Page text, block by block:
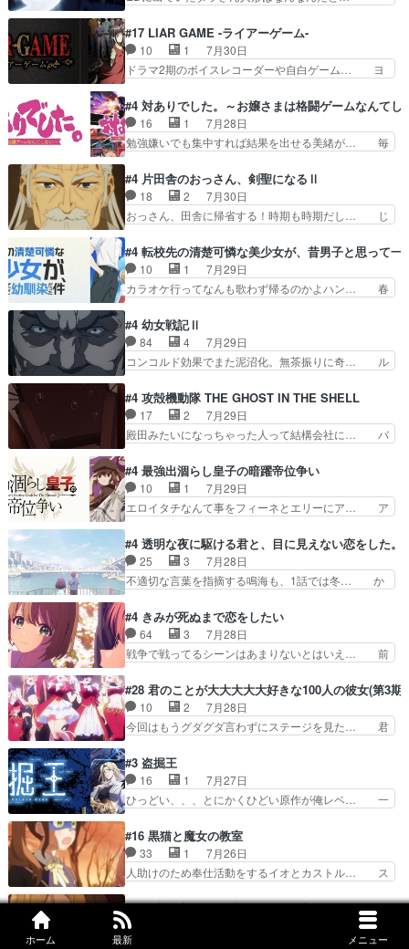
ホーム 最新 メニュー
のクワガタ取りの話見て切なくなっ… 普段は選別
れww唐突な作画力の正… なんか今日はかなり一
瞬で終わっちまったっ… 先週と比べてまだまとも
に見えた。4話は過…
惨な過去がきっちり現代に継承されている… ダラ
さんと姉弟の母との出会いの話やはりダ… ダラさ
んの過去話も佳境…げに恐ろしいは人… 第５話感
想：２人の過剰な貢ぎ物?の礼とし… 第５話感
系列が4話と入れ替わってるのね… こんなデカイ
のどうやって運ぶんだよ！？姉… ダラさん、人型
形態にもなれるんか!?w髪…
#17 LIAR GAME -ライアーゲーム-
10 1
7月30日
ドラマ2期のボイスレコーダーや自白ゲーム… ヨ
国の奴らも馬鹿が多いが、夜の国も同じ… ご視聴
ありがとうございました来週もよろし… 握った◯
治郎（中の人的に）仲間であるプレ… ヨコヤの頭
の回転の速さと人間の心理を利用… 夜の国のヨコ
で夜の国の独裁支配を強化、… やはりヨコヤいい
ですね。昼の国が勝てる流… 役で出演いたしまし
た。次回も緊張が止まり…
#4 対ありでした。～お嬢さまは格闘ゲームなんてし
16 1
7月28日
勉強嫌いでも集中すれば結果を出せる美緒が… 毎
なゲームも相手が強すぎるとやる気無く… テー
マ：テスト勉強と大会感想は、美緒がテ… すげー
ーーーーーーーー良い……。女性声優… 深夜の格
ゲー対戦よりテストの方がよっぽど… 真剣に授業
ストに向けて勉強会！美緒ちゃ… 受験勉強と戦闘
の2択なら戦闘を選ぶ娘w美… 勉強嫌いでバトル
を選ぶって、ひぐらしの沙…
#4 片田舎のおっさん、剣聖になるⅡ
18 2
7月30日
おっさん、田舎に帰省する！時期も時期だし… じ
れない爺さんには夢が詰まってると思う… クル
ニ、ヘンブリッツ、ミュイと一緒におっ… 帰省、
お供ヒロインはクルニ。順番的には確… 父親から
手紙が来た。サーベルボアの退治の… ここでヘン
家に帰ることに・ベリルはミュ… おっさんの親と
なるとお爺ちゃんだよね孫扱… ・ベリル、実家に
帰ることに・ベリルはミュ…
#4 転校先の清楚可憐な美少女が、昔男子と思って一
10 1
7月29日
カラオケ行ってなんも歌わず帰るのかよハン… 春
やらあの女優さんが春希のお母さんのよ… 春希ち
ゃん姫ちゃんに野菜の子も凄え可愛い… 隼人くん
のスマホを買いに行ってたけど完全… 第４話を
U-NEXTで視聴しました。視聴… スマホを買うた
見始めてたけどなんだかん… いきなりシリアス展
開ぶち込んでくるじゃん… 春希の家庭事情は複
雑。食事とか隼人が親身…
#4 幼女戦記Ⅱ
84 4
7月29日
コンコルド効果でまた泥沼化。無茶振りに奇… ル
グを更新しました!!宜しければ、是非… 計画通り
にはいかないね笑やり遂げた(ほぼ… 今回もター
ニャに不都合なことがあったりし… 白髪の男性が
語った家族を失った喪無感が、… 連邦に対して有
油を注ぐターニャの勝利軍… 犠牲を払っても良い
ならお前たちが前線へ行… 戦闘がアッサリし過ぎ
じゃない？戦争がメイ…
#4 攻殻機動隊 THE GHOST IN THE SHELL
17 2
7月29日
殿田みたいになっちゃった人って結構会社に… バ
見た目もうただのロボでしかないんだよ… 俺らの
汗拭きそりゃいやだろwwバトー＆ト… イノセン
スの元となった回だけど、ガイノイ… アダム・リ
ンクやジェイムスン(教授)型サ… アンドロイドも
センスの土台になったエピ… コミカルなのにも慣
れてきました。１話でし… ロボットの反乱は今と
なっては良くある話し…
#4 最強出涸らし皇子の暗躍帝位争い
10 1
7月29日
エロイタチなんて事をフィーネとエリーにア… ア
スターを呼ぶ笛？黒幕は狩猟祭とは関係… 平凡な
少女に見える眼鏡w眼鏡属性は持ち合… 神アニ
メ、ケテーイ！「騎士狩猟祭、前夜の… フィーネ
がアルノルトに活躍してもらいたが… 第４話を
とフィーネの２度目のデート出… マジできな臭い
ぞ帝位争い。姉からの刺客を… ふぃーねと町の様
子を見に行ったら町中で窃…
#4 透明な夜に駆ける君と、目に見えない恋をした。
25 3
7月28日
不適切な言葉を指摘する鳴海も、1話では冬… か
接していいのかわからず戸惑うかけるも… 盲目だ
と相手の表情も分からないからどう思… 今期のバ
ックナンバーみたいなOPアニメ。… 初デートで
冬月を笑わせようとする姿も冬月… 特に大きな事
を笑わせようとする姿も冬月… 3話までは主人公
がどうでもいいことでずっ… 花火購入に浅草へ…
行き当たりばったり訪問…
#4 きみが死ぬまで恋をしたい
64 3
7月28日
戦争で戦ってるシーンはあまりないとはいえ… 前
の存在で揺らぐ14クラス約束された死… ミミの
秘密をあっさり受け入れたのは拍子抜… 蘇生魔法
って下衆い国なら進退窮まったら手… 蘇生魔法ヤ
バイけどミミいなかったら詰んで… アニメオタク
うございました！アリとセイ… ごめん、そういう
話がしたい作品じゃないの… 第４話感想：その口
止め効果あるかな？ミミ…
#28 君のことが大大大大大好きな100人の彼女(第3期)
10 2
7月28日
今回はもうグダグダ言わずにステージを見た… 君
カノ版ラブライブ！？こういうのは人… 俺、みん
なのレッスン動画をDVDが焼きき… アナウンス
役で出演いたしましたみんなのア… 恋太郎ファミ
リーがガチでアイドルに挑戦！… ギャグギャグし
カノGirlfrien… 『アイドル伝説恋太郎ファミリ
ー』にて「ア… 安木路佐ウル子役で出演いたしま
したクォリ…
#3 盗掘王
16 1
7月27日
ひっどい、、、とにかくひどい原作が俺レベ… 一
美咲さんと言えば幼女！アイマスの市原… 遼河は
目的の為には人命も軽視するタイプの… 4つのス
キルが揃う。広い墓を捜索中、遼河… 村正はそん
なおどろおどろしいエピソードあ… 気持ちよくし
ようとしてるのはわかるけど。… 韓国ご自慢の俺
レベのアニメ制作を日本に奪… 予言で正体がバレ
る、もう騙し討ちは出来な… 村正の墓、アニメで
#16 黒猫と魔女の教室
33 1
7月26日
人助けのため奉仕活動をするイオとカストル… ス
とカストルの共通点は、魔法の制御が出… 椋鳥の
大群て…住民から迷惑がられてない？… キングコ
ングor進撃の巨人牡羊座のアルデ… スピカ・イ
#5 無職転生Ⅲ ～異世界行ったら本気だす～
念願の家族の食卓で、ゼニスに起こった奇跡… キ